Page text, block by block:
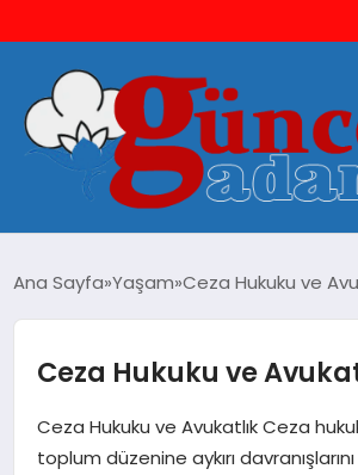
GÜNCEL
YAŞAM
MAGAZIN
Ana Sayfa Yaşam Ceza Hukuku ve
Ceza Hukuku ve
Ceza Hukuku ve Avukatlık Ceza
toplum düzenine aykırı